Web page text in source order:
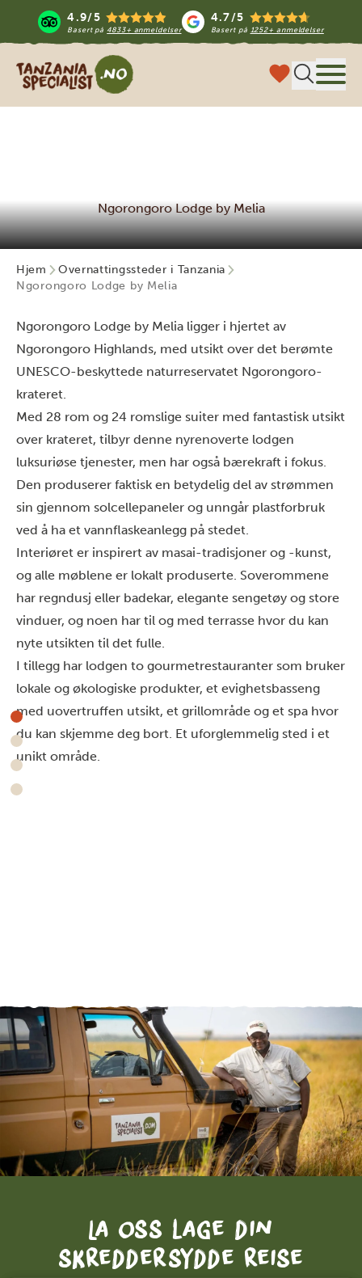
4.9/5
Basert på 4833+ anmeldelser
4.7/5
Basert på 1252+ anmeldelser
Tanzania Specialist
Ngorongoro Lodge by Melia
Hjem
Overnattingssteder i Tanzania
Ngorongoro Lodge by Melia
Ngorongoro Lodge by Melia ligger i hjertet av
Ngorongoro Highlands, med utsikt over det berømte
UNESCO-beskyttede naturreservatet Ngorongoro-
krateret.
Med 28 rom og 24 romslige suiter med fantastisk utsikt
over krateret, tilbyr denne nyrenoverte lodgen
luksuriøse tjenester, men har også bærekraft i fokus.
Den produserer faktisk en betydelig del av strømmen
sin gjennom solcellepaneler og unngår plastforbruk
ved å ha et vannflaskeanlegg på stedet.
Interiøret er inspirert av masai-tradisjoner og -kunst,
og alle møblene er lokalt produserte. Soverommene
har regndusj eller badekar, elegante sengetøy og store
vinduer, og noen har til og med terrasse hvor du kan
nyte utsikten til det fulle.
I tillegg har lodgen to gourmetrestauranter som bruker
lokale og økologiske produkter, et evighetsbasseng
med uovertruffen utsikt, et grillområde og et spa hvor
du kan skjemme deg bort. Et uforglemmelig sted i et
unikt område.
La oss lage din
skreddersydde reise